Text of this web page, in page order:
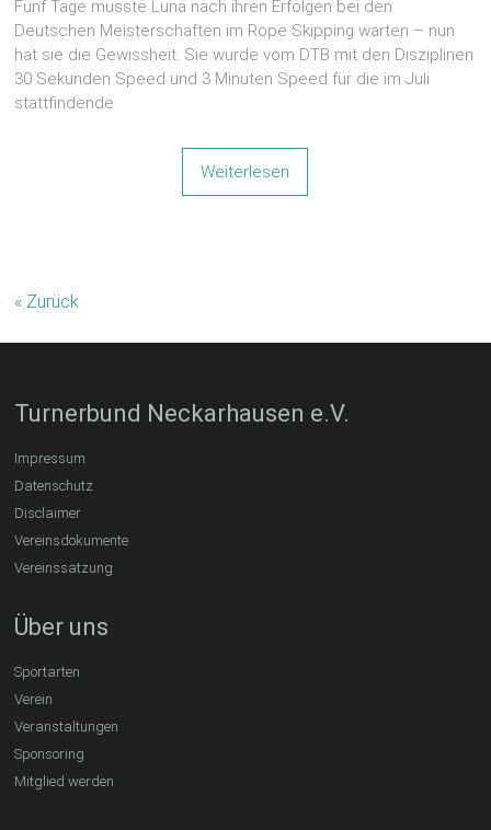
Fünf Tage musste Luna nach ihren Erfolgen bei den
Deutschen Meisterschaften im Rope Skipping warten – nun
hat sie die Gewissheit. Sie wurde vom DTB mit den Disziplinen
30 Sekunden Speed und 3 Minuten Speed für die im Juli
stattfindende
Weiterlesen
« Zurück
Turnerbund Neckarhausen e.V.
Impressum
Datenschutz
Disclaimer
Vereinsdokumente
Vereinssatzung
Über uns
Sportarten
Verein
Veranstaltungen
Sponsoring
Mitglied werden